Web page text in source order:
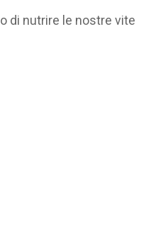
di nutrire le nostre vite